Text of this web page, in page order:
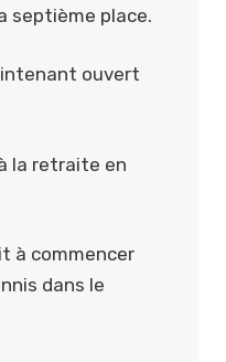
septième place.
ouvert
la retraite en
à commencer
dans le